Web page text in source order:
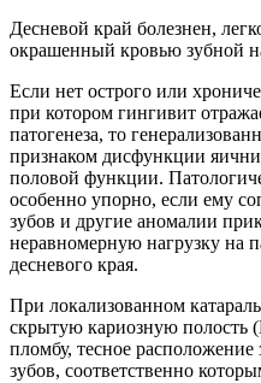
Десневой край болезнен,
окрашенный кровью зубной
Если нет острого или
при котором гингивит
патогенеза, то
признаком дисфункции
половой функции.
особенно упорно, если ему
зубов и другие аномалии
неравномерную нагрузку на
десневого края.
При локализованном
скрытую кариозную
пломбу, тесное
зубов, соответственно